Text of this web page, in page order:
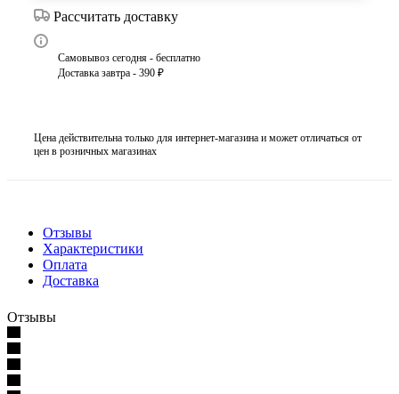
Рассчитать доставку
Самовывоз сегодня - бесплатно
Доставка завтра - 390 ₽
Цена действительна только для интернет-магазина и может отличаться от
цен в розничных магазинах
Отзывы
Характеристики
Оплата
Доставка
Отзывы